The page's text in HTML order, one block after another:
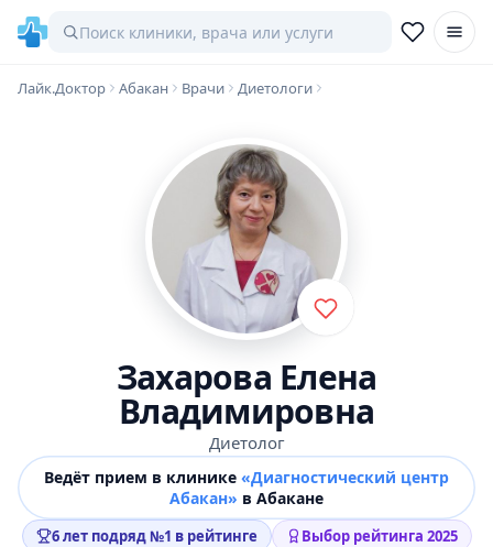
Лайк.Доктор Абакан Врачи Диетологи
Захарова Елена
Владимировна
Диетолог
Ведёт прием в клинике «Диагностический центр
Абакан» в Абакане
6 лет подряд №1 в рейтинге Выбор рейтинга 2025